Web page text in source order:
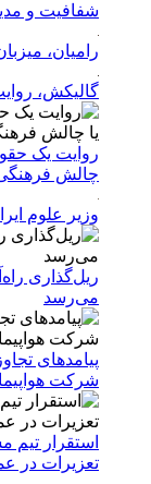
شفافیت و
رامیان،
گالیکش،
روایت یک
چالش
وزیر علوم
ریل‌گذاری
می‌رسد
شرکت
استقرار تیم
تعزیرات در